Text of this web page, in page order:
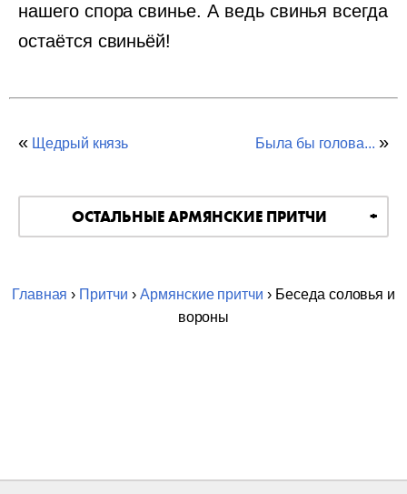
нашего спора свинье. А ведь свинья всегда
остаётся свиньёй!
« Щедрый князь Была бы голова... »
ОСТАЛЬНЫЕ АРМЯНСКИЕ ПРИТЧИ
Главная › Притчи › Армянские притчи › Беседа соловья и
вороны